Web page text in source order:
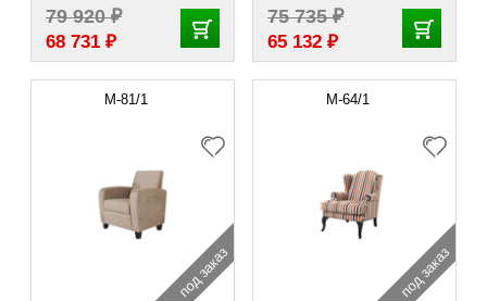
79 920₽
68 731 ₽
75 735₽
65 132 ₽
M-81/1
под заказ
М-64/1
под заказ